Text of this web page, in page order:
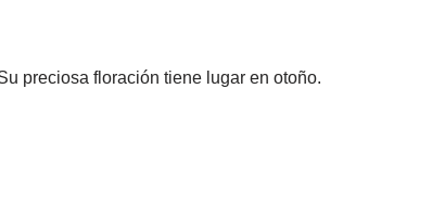
preciosa floración tiene lugar en otoño.